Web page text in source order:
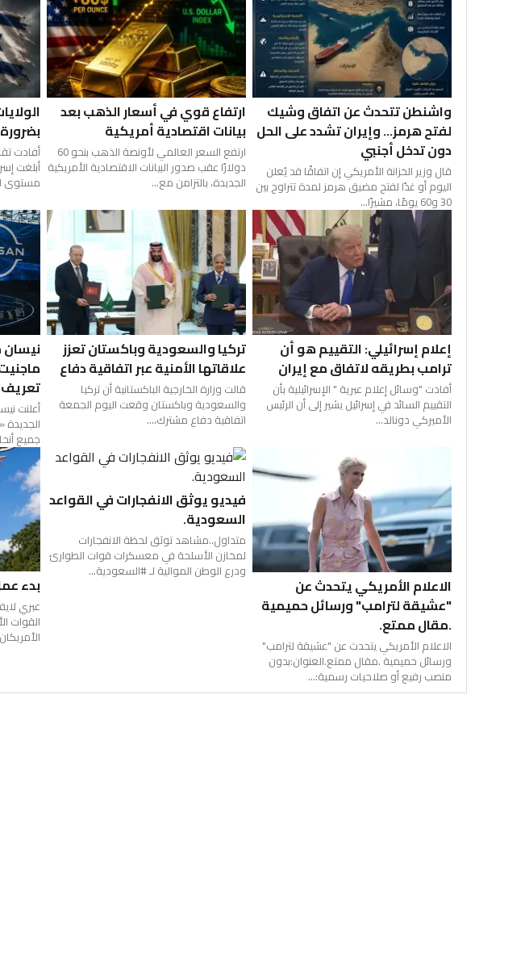
واشنطن تتحدث عن اتفاق وشيك
لفتح هرمز… وإيران تشدد على الحل
دون تدخل أجنبي
قال وزير الخزانة الأمريكي إن اتفاقًا قد يُعلن
اليوم أو غدًا لفتح مضيق هرمز لمدة تتراوح بين
30 و60 يومًا، مشيرًا...
ارتفاع قوي في أسعار الذهب بعد
بيانات اقتصادية أمريكية
ارتفع السعر العالمي لأونصة الذهب بنحو 60
دولارًا عقب صدور البيانات الاقتصادية الأمريكية
الجديدة، بالتزامن مع...
أفادت
أبلغت
مستوى
إعلام إسرائيلي: التقييم هو أن
ترامب بطريقه لاتفاق مع إيران
أفادت "وسائل إعلام عبرية " الإسرائيلية بأن
التقييم السائد في إسرائيل يشير إلى أن الرئيس
الأميركي دونالد...
تركيا والسعودية وباكستان تعزز
علاقاتها الأمنية عبر اتفاقية دفاع
قالت ​وزارة الخارجية الباكستانية ‌أن تركيا
والسعودية وباكستان ​وقعت اليوم ​الجمعة
اتفاقية دفاع ⁠مشترك،...
نيسان
تعريف
أعلنت
جميع
الاعلام الأمريكي يتحدث عن
"عشيقة لترامب" ورسائل حميمية
.مقال ممتع.
الاعلام الأمريكي يتحدث عن "عشيقة لترامب"
ورسائل حميمية .مقال ممتع.العنوان:بدون
منصب رفيع أو صلاحيات رسمية:...
فيديو يوثق الانفجارات في القواعد
السعودية.
متداول..مشاهد توثق لحظة الانفجارات
لمخازن الأسلحة في معسكرات قوات الطوارئ
ودرع الوطن الموالية لـ #السعودية...
بدء
القوات